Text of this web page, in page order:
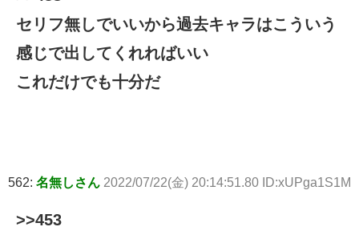
セリフ無しでいいから過去キャラはこういう
感じで出してくれればいい
これだけでも十分だ
562: 名無しさん 2022/07/22(金) 20:14:51.80 ID:xUPga1S1M
>>453